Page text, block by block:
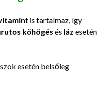
t is tartalmaz, így
köhögés és láz esetén
esetén belsőleg